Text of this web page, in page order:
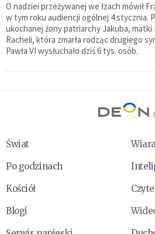
O nadziei przeżywanej we łzach mówił
w tym roku audiencji ogólnej 4 stycznia.
ukochanej żony patriarchy Jakuba, matki
Racheli, która zmarła rodząc drugiego
Pawła VI wysłuchało dziś 6 tys. osób.
Świat
Po godzinach
Kościół
Blogi